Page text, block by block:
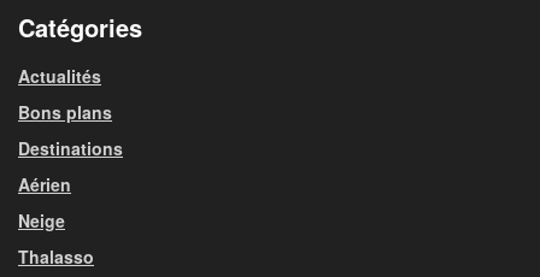
Catégories
Actualités
Bons plans
Destinations
Aérien
Neige
Thalasso